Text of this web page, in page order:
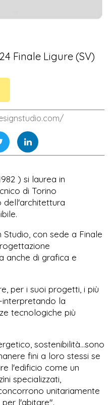
Finale Ligure (SV)
) si laurea in
di Torino
dell'architettura
Studio, con sede a Finale
anche di grafica e
per i suoi progetti, i più
interpretando la
tecnologiche più
sostenibilità...sono
fini a loro stessi se
l'edificio come un
specializzati,
unitariamente
l'abitare".